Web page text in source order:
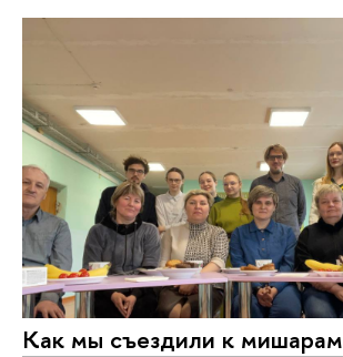
Как мы съездили к мишарам